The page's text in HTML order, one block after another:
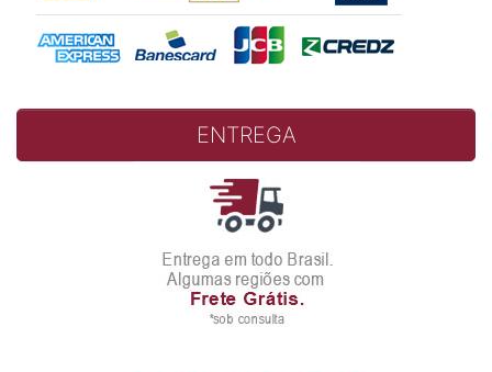
ENTREGA